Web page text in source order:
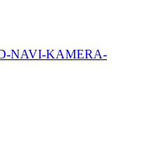
NAVI-KAMERA-